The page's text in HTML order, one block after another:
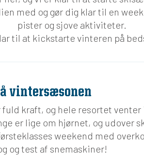
med og gør dig klar til en
pister og sjove aktiviteter.
til at kickstarte vinteren på
vintersæsonen
kraft, og hele resortet
er lige om hjørnet, og udover
weekend med
og test af snemaskiner!